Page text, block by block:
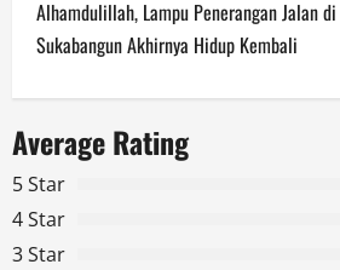
n
a
v
i
Alhamdulillah, Lampu Penerangan Jalan
Sukabangun Akhirnya Hidup Kembali
Average Rating
5 Star
4 Star
3 Star